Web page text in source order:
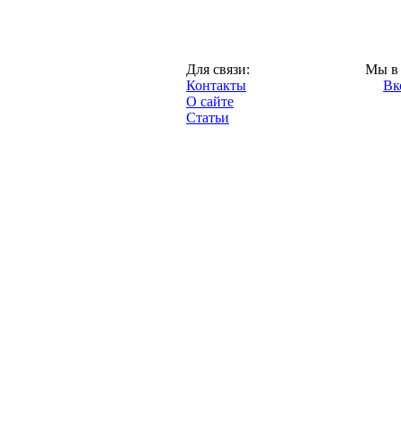
Для связи:
Контакты
О сайте
Статьи
Мы в